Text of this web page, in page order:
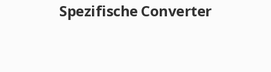
Spezifische Converter